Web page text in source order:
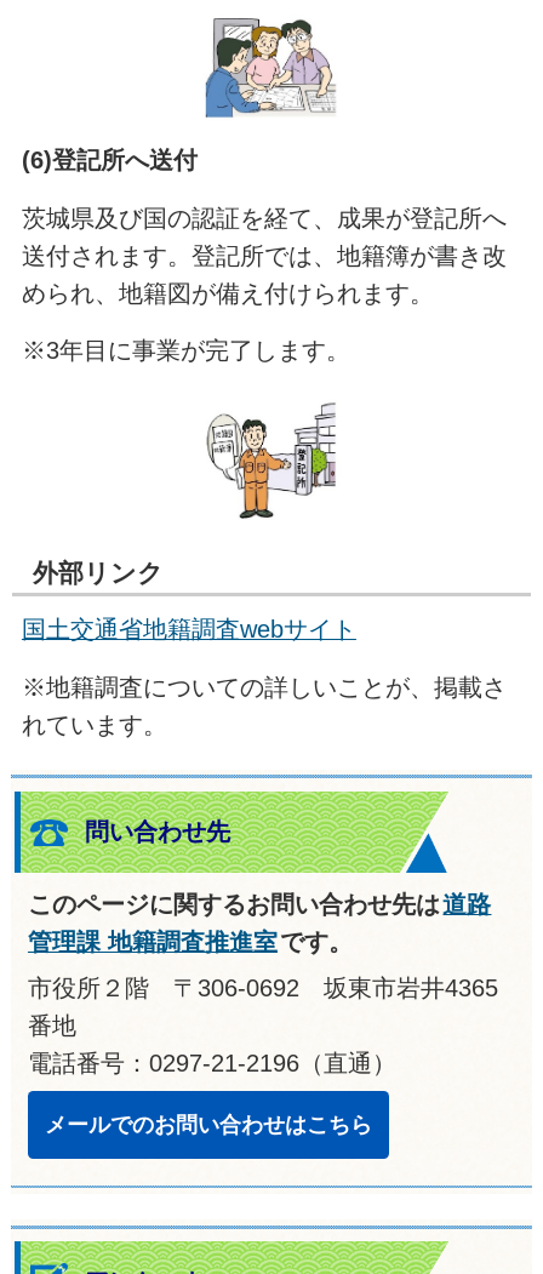
(6)登記所へ送付
茨城県及び国の認証を経て、成果が登記所へ
送付されます。登記所では、地籍簿が書き改
められ、地籍図が備え付けられます。
※3年目に事業が完了します。
外部リンク
国土交通省地籍調査webサイト
※地籍調査についての詳しいことが、掲載さ
れています。
問い合わせ先
このページに関するお問い合わせ先は道路
管理課 地籍調査推進室です。
市役所２階 〒306-0692 坂東市岩井4365
番地
電話番号：0297-21-2196（直通）
メールでのお問い合わせはこちら